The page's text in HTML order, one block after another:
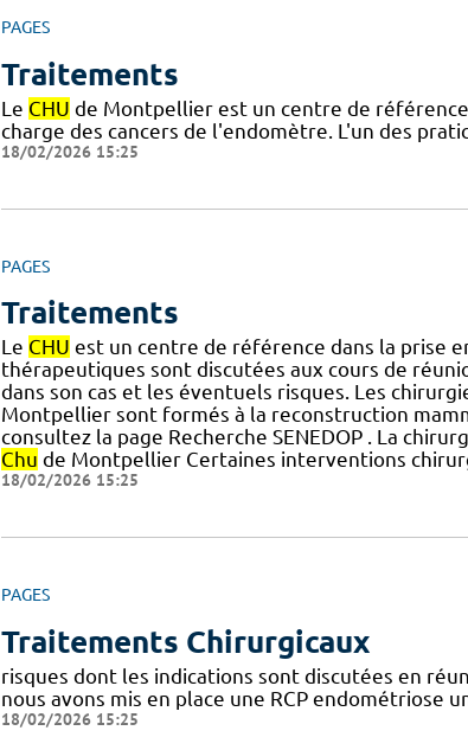
PAGES
Traitements
Le CHU de Montpellier est un centre de
charge des cancers de l'endomètre. L'un des
18/02/2026 15:25
PAGES
Traitements
Le CHU est un centre de référence dans la prise
thérapeutiques sont discutées aux cours de
dans son cas et les éventuels risques. Les
Montpellier sont formés à la reconstruction
consultez la page Recherche SENEDOP . La
Chu de Montpellier Certaines interventions
18/02/2026 15:25
PAGES
Traitements Chirurgicaux
risques dont les indications sont discutées en
nous avons mis en place une RCP endométriose
18/02/2026 15:25